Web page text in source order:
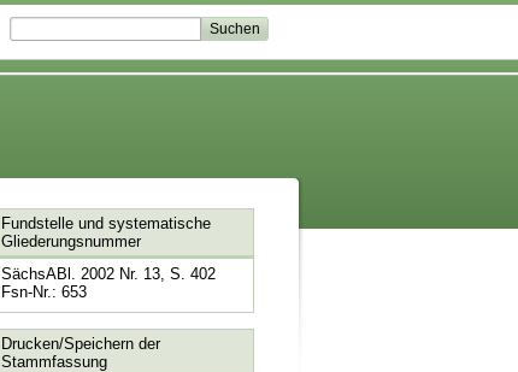
Fundstelle und systematische
Gliederungsnummer
SächsABl. 2002 Nr. 13, S. 402
Fsn-Nr.: 653
Drucken/Speichern der
Stammfassung